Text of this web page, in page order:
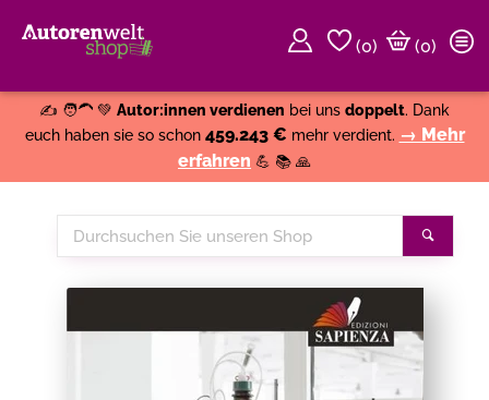
(0)
(0)
✍️ 🧑‍🦱 💚 Autor:innen verdienen bei uns doppelt. Dank
euch haben sie so schon 459.243 € mehr verdient. → Mehr
erfahren 💪 📚 🙏
Durchsuchen
Sie